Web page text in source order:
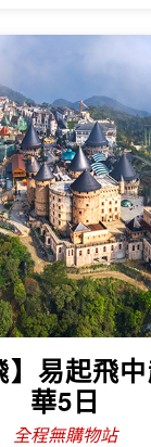
】經典峴
5日
全程無購物站
手橋、迦南島
、海鮮龍蝦